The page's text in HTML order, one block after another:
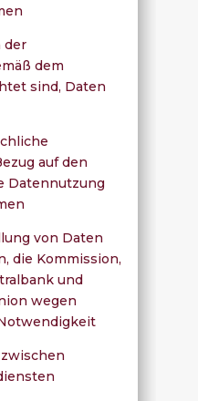
der
dem
sind, Daten
auf den
Datennutzung
von Daten
die Kommission,
und
wegen